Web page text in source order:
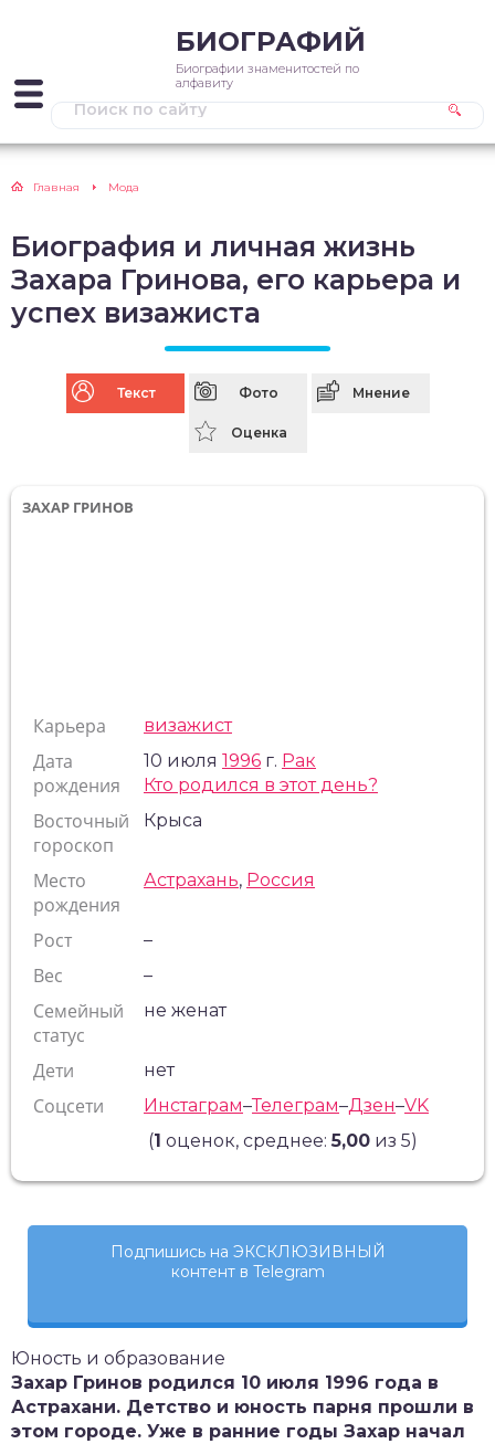
БИОГРАФИЙ
Биографии знаменитостей по
алфавиту
Главная Мода
Биография и личная жизнь
Захара Гринова, его карьера и
успех визажиста
Текст Фото Мнение
Оценка
ЗАХАР ГРИНОВ
Карьера визажист
Дата
рождения
10 июля 1996 г. Рак
Кто родился в этот день?
Восточный
гороскоп
Крыса
Место
рождения
Астрахань, Россия
Рост –
Вес –
Семейный
статус
не женат
Дети нет
Соцсети Инстаграм–Телеграм–Дзен–VK
(1 оценок, среднее:5,00 из 5)
Подпишись на ЭКСКЛЮЗИВНЫЙ
контент в Telegram
Юность и образование
Захар Гринов родился 10 июля 1996 года в
Астрахани. Детство и юность парня прошли в
этом городе. Уже в ранние годы Захар начал